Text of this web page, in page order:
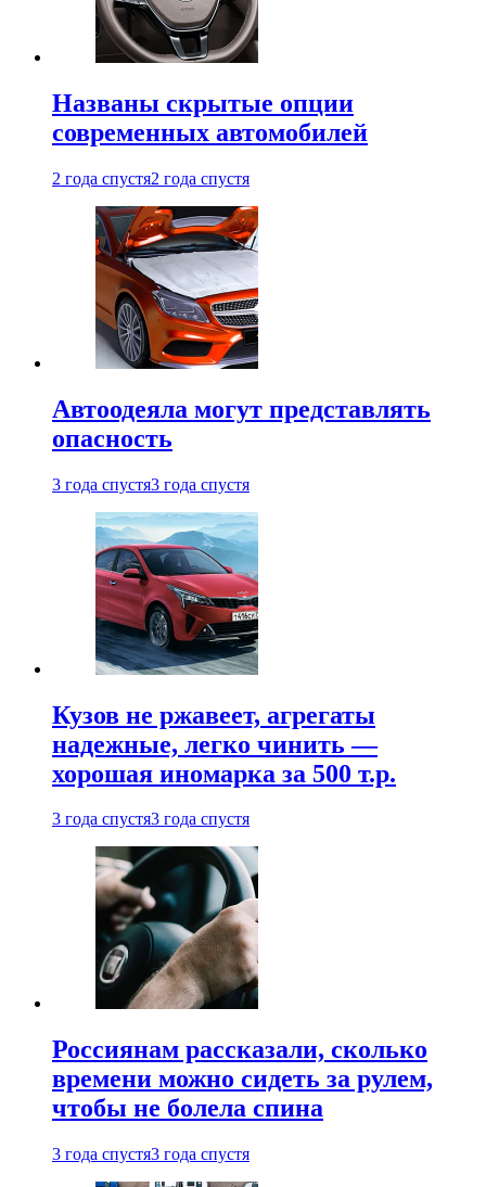
Названы скрытые опции
современных автомобилей
2 года спустя2 года спустя
Автоодеяла могут представлять
опасность
3 года спустя3 года спустя
Кузов не ржавеет, агрегаты
надежные, легко чинить —
хорошая иномарка за 500 т.р.
3 года спустя3 года спустя
Россиянам рассказали, сколько
времени можно сидеть за рулем,
чтобы не болела спина
3 года спустя3 года спустя